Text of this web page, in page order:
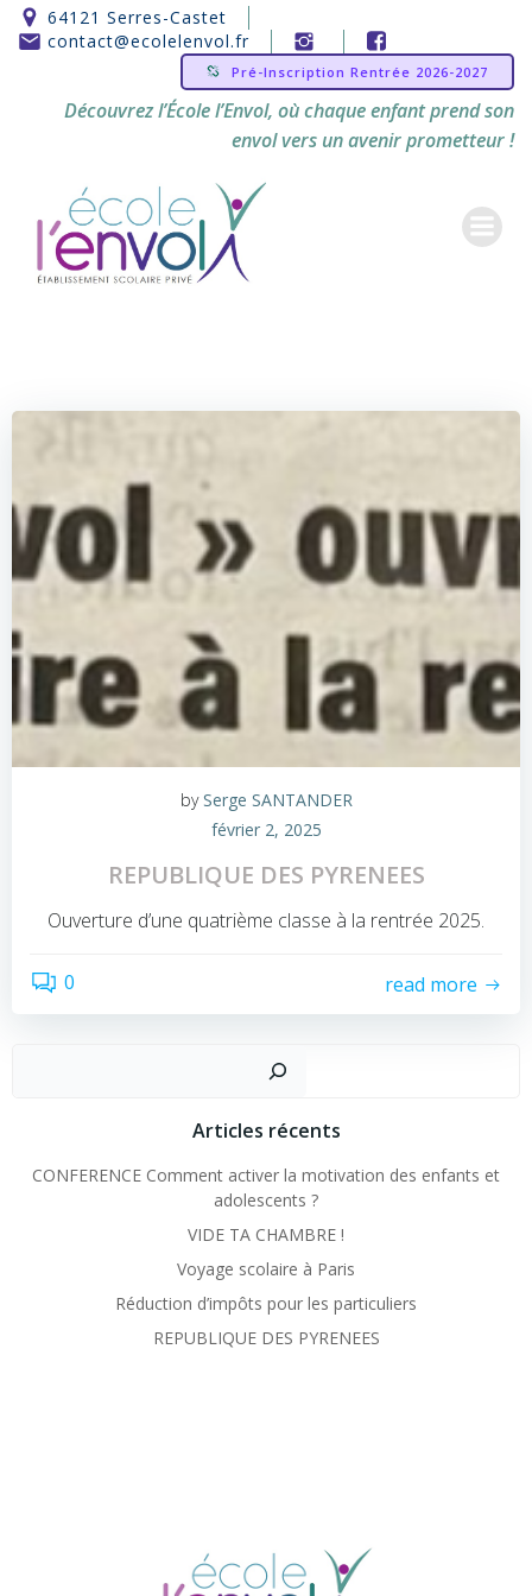
contenu
64121 Serres-Castet
contact@ecolelenvol.fr
Pré-Inscription Rentrée 2026-2027
Découvrez l’École l’Envol, où chaque enfant prend son
envol vers un avenir prometteur !
bySerge SANTANDER
février 2, 2025
REPUBLIQUE DES PYRENEES
Ouverture d’une quatrième classe à la rentrée 2025.
0 read more
Articles récents
CONFERENCE Comment activer la motivation des enfants et
adolescents ?
VIDE TA CHAMBRE !
Voyage scolaire à Paris
Réduction d’impôts pour les particuliers
REPUBLIQUE DES PYRENEES